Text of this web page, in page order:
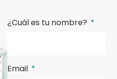
¿Cuál es tu nombre?
Email